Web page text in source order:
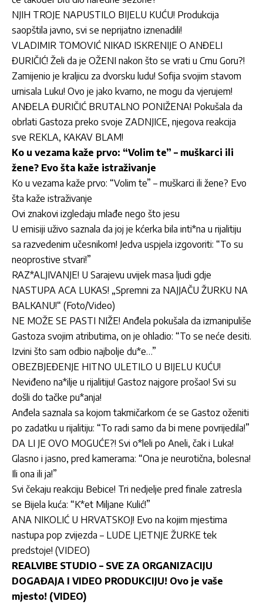
NJIH TROJE NAPUSTILO BIJELU KUĆU! Produkcija
saopštila javno, svi se neprijatno iznenadili!
VLADIMIR TOMOVIĆ NIKAD ISKRENIJE O ANĐELI
ĐURIČIĆ! Želi da je OŽENI nakon što se vrati u Crnu Goru?!
Zamijenio je kraljicu za dvorsku ludu! Sofija svojim stavom
urnisala Luku! Ovo je jako kvarno, ne mogu da vjerujem!
ANĐELA ĐURIČIĆ BRUTALNO PONIŽENA! Pokušala da
obrlati Gastoza preko svoje ZADNJICE, njegova reakcija
sve REKLA, KAKAV BLAM!
Ko u vezama kaže prvo: “Volim te” – muškarci ili
žene? Evo šta kaže istraživanje
Ko u vezama kaže prvo: “Volim te” – muškarci ili žene? Evo
šta kaže istraživanje
Ovi znakovi izgledaju mlađe nego što jesu
U emisiji uživo saznala da joj je kćerka bila inti*na u rijalitiju
sa razvedenim učesnikom! Jedva uspjela izgovoriti: “To su
neoprostive stvari!”
RAZ*ALJIVANJE! U Sarajevu uvijek masa ljudi gdje
NASTUPA ACA LUKAS! „Spremni za NAJJAČU ŽURKU NA
BALKANU!“ (Foto/Video)
NE MOŽE SE PASTI NIŽE! Anđela pokušala da izmanipuliše
Gastoza svojim atributima, on je ohladio: “To se neće desiti.
Izvini što sam odbio najbolje du*e…”
OBEZBJEĐENJE HITNO ULETILO U BIJELU KUĆU!
Neviđeno na*ilje u rijalitiju! Gastoz najgore prošao! Svi su
došli do tačke pu*anja!
Anđela saznala sa kojom takmičarkom će se Gastoz oženiti
po zadatku u rijalitiju: “To radi samo da bi mene povrijedila!”
DA LI JE OVO MOGUĆE?! Svi o*leli po Aneli, čak i Luka!
Glasno i jasno, pred kamerama: “Ona je neurotična, bolesna!
Ili ona ili ja!”
Svi čekaju reakciju Bebice! Tri nedjelje pred finale zatresla
se Bijela kuća: “K*et Miljane Kulić!”
ANA NIKOLIĆ U HRVATSKOJ! Evo na kojim mjestima
nastupa pop zvijezda – LUDE LJETNJE ŽURKE tek
predstoje! (VIDEO)
REALVIBE STUDIO – SVE ZA ORGANIZACIJU
DOGAĐAJA I VIDEO PRODUKCIJU! Ovo je vaše
mjesto! (VIDEO)